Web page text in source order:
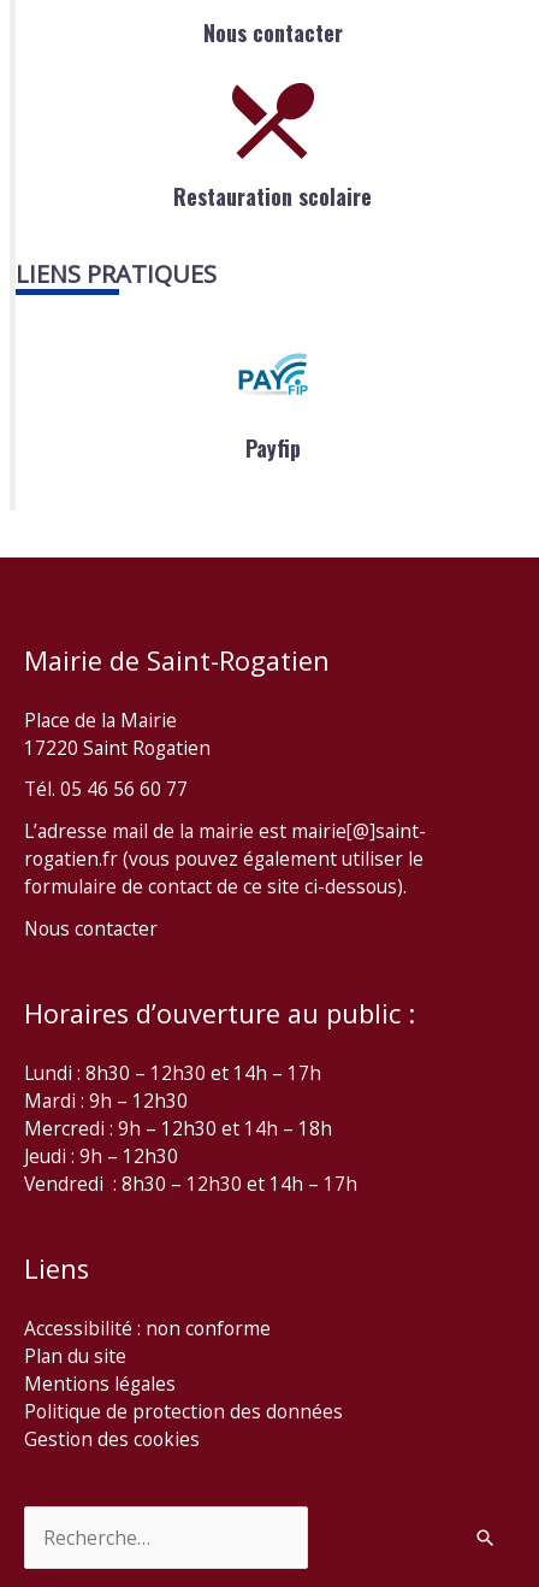
Nous contacter
Restauration scolaire
LIENS PRATIQUES
Payfip
Mairie de Saint-Rogatien
Place de la Mairie
17220 Saint Rogatien
Tél. 05 46 56 60 77
L’adresse mail de la mairie est mairie[@]saint-
rogatien.fr (vous pouvez également utiliser le
formulaire de contact de ce site ci-dessous).
Nous contacter
Horaires d’ouverture au public :
Lundi : 8h30 – 12h30 et 14h – 17h
Mardi : 9h – 12h30
Mercredi : 9h – 12h30 et 14h – 18h
Jeudi : 9h – 12h30
Vendredi : 8h30 – 12h30 et 14h – 17h
Liens
Accessibilité : non conforme
Plan du site
Mentions légales
Politique de protection des données
Gestion des cookies